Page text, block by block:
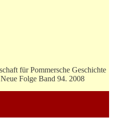
für Pommersche Geschichte
Folge Band 94. 2008